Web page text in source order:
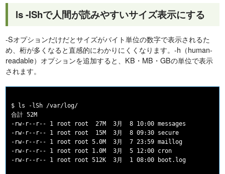
ls -lShで人間が読みやすいサイズ表示にする
-Sオプションだけだとサイズがバイト単位の数字で表示されるた
め、桁が多くなると直感的にわかりにくくなります。-h（human-
readable）オプションを追加すると、KB・MB・GBの単位で表示
されます。
$ ls -lSh /var/log/
合計 52M
-rw-r--r-- 1 root root  27M  3月  8 10:00 messages
-rw-r--r-- 1 root root  15M  3月  8 09:30 secure
-rw-r--r-- 1 root root 5.0M  3月  7 23:59 maillog
-rw-r--r-- 1 root root 1.0M  3月  5 12:00 cron